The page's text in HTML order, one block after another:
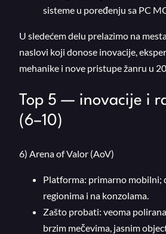
sisteme u poređenju sa PC
U sledećem delu prelazimo na
naslovi koji donose inovacije,
mehanike i nove pristupe žanru u
Top 5 — inovacije i
(6–10)
6) Arena of Valor (AoV)
Platforma: primarno mobilni;
regionima i na konzolama.
Zašto probati: veoma
brzim mečevima, jasnim